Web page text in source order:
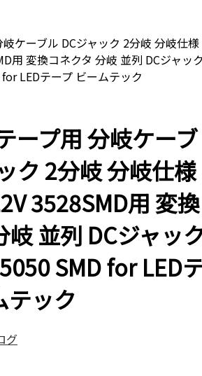
岐ケーブル DCジャック 2分岐 分岐仕様
用 変換コネクタ 分岐 並列 DCジャッ
LEDテープ ビームテック
ープ用 分岐ケーブ
ク 2分岐 分岐仕様
3528SMD用 変換
岐 並列 DCジャッ
SMD for LED
テック
グ